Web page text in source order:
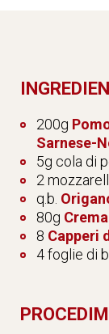
200g
Sarnese-
5g cola di
2
q.b.
80g
8 Capperi
4 foglie di